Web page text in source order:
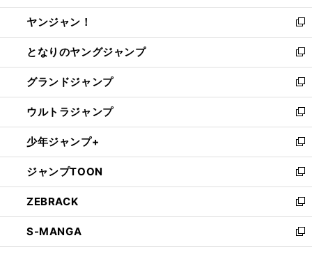
開
く
ウ
で
開
く
ウ
ィ
ン
ド
ウ
で
開
く
し
い
ウ
ィ
ン
ド
ウ
で
開
く
ヤンジャン！
新
し
い
ウ
ィ
ン
ド
ウ
で
開
く
となりのヤングジャンプ
新
し
い
ウ
ィ
ン
ド
ウ
で
開
く
グランドジャンプ
新
し
い
ウ
ィ
ン
ド
ウ
で
開
く
ウルトラジャンプ
新
し
い
ウ
ィ
ン
ド
ウ
で
開
少年ジャンプ+
新
し
い
ウ
ィ
ン
ド
ウ
ジャンプTOON
新
し
い
ウ
ィ
ン
ZEBRACK
新
し
い
ウ
S-MANGA
新
し